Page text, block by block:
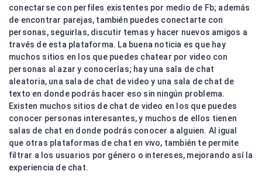
conectarse con perfiles existentes por medio de Fb; además
de encontrar parejas, también puedes conectarte con
personas, seguirlas, discutir temas y hacer nuevos amigos a
través de esta plataforma. La buena noticia es que hay
muchos sitios en los que puedes chatear por video con
personas al azar y conocerlas; hay una sala de chat
aleatoria, una sala de chat de video y una sala de chat de
texto en donde podrás hacer eso sin ningún problema.
Existen muchos sitios de chat de video en los que puedes
conocer personas interesantes, y muchos de ellos tienen
salas de chat en donde podrás conocer a alguien. Al igual
que otras plataformas de chat en vivo, también te permite
filtrar a los usuarios por género o intereses, mejorando así la
experiencia de chat.